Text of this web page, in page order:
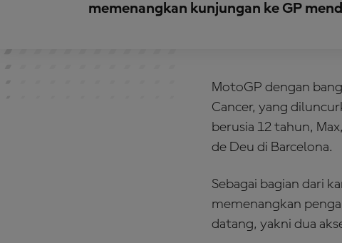
memenangkan kunjungan ke GP
MotoGP dengan
Cancer, yang
berusia 12 tahun,
de Deu di Barcelona.
Sebagai bagian dari
memenangkan
datang, yakni dua